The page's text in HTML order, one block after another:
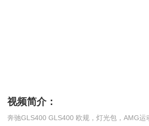
视频简介：
奔驰GLS400 GLS400 欧规，灯光包，AMG运